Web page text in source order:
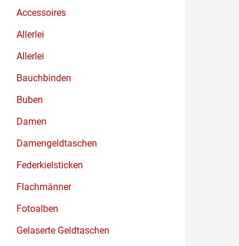
Accessoires
Allerlei
Allerlei
Bauchbinden
Buben
Damen
Damengeldtaschen
Federkielsticken
Flachmänner
Fotoalben
Gelaserte Geldtaschen